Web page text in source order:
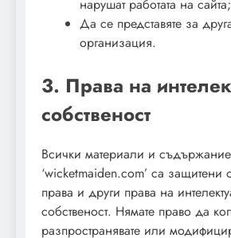
нарушат работата на сайта;
Да се представяте за
организация.
3. Права на
собственост
Всички материали и
‘wicketmaiden.com’ са защитени
права и други права на
собственост. Нямате право да
разпространявате или